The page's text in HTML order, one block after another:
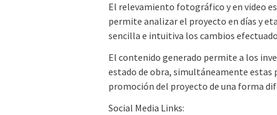
El relevamiento fotográfico y en video
permite analizar el proyecto en días y
sencilla e intuitiva los cambios
El contenido generado permite a los
estado de obra, simultáneamente estas
promoción del proyecto de una forma
Social Media Links: